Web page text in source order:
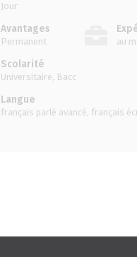
Jour
Avantages
Permanent au
Scolarité
Universitaire, Bacc
Langue
français parlé avancé, français